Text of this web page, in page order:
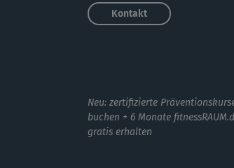
Kontakt
Neu: zertifizierte
buchen + 6 Monate
gratis erhalten